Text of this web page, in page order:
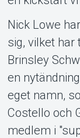
Nick Lowe
sig, vilket har
Brinsley
en
eget namn,
Costello och
medlem i